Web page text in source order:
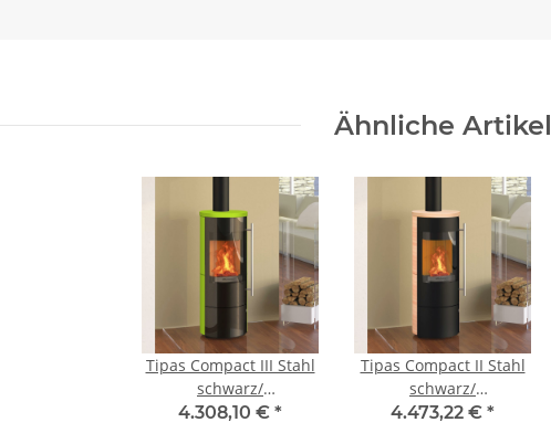
Ähnliche Artikel
Tipas Compact III Stahl
schwarz/
Keramikverkleidung
4.308,10 € *
Tipas Compact II Stahl
schwarz/
Keramikverkleidung
4.473,22 € *